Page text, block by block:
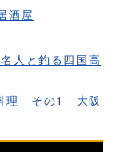
酒屋
人と釣る四国高
理 その1 大阪